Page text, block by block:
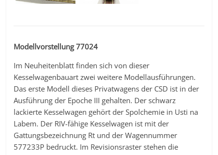
Modellvorstellung 77024
Im Neuheitenblatt finden sich von dieser
Kesselwagenbauart zwei weitere Modellausführungen.
Das erste Modell dieses Privatwagens der CSD ist in der
Ausführung der Epoche III gehalten. Der schwarz
lackierte Kesselwagen gehört der Spolchemie in Usti na
Labem. Der RIV-fähige Kesselwagen ist mit der
Gattungsbezeichnung Rt und der Wagennummer
577233P bedruckt. Im Revisionsraster stehen die